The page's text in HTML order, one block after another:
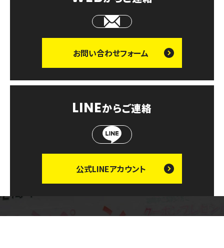
お問い合わせフォーム
LINEからご連絡
公式LINEアカウント